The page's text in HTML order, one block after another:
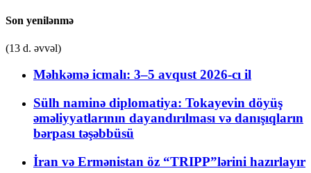
Son yenilənmə
(13 d. əvvəl)
Məhkəmə icmalı: 3–5 avqust 2026-cı il
Sülh naminə diplomatiya: Tokayevin döyüş
əməliyyatlarının dayandırılması və danışıqların
bərpası təşəbbüsü
İran və Ermənistan öz “TRIPP”lərini hazırlayır